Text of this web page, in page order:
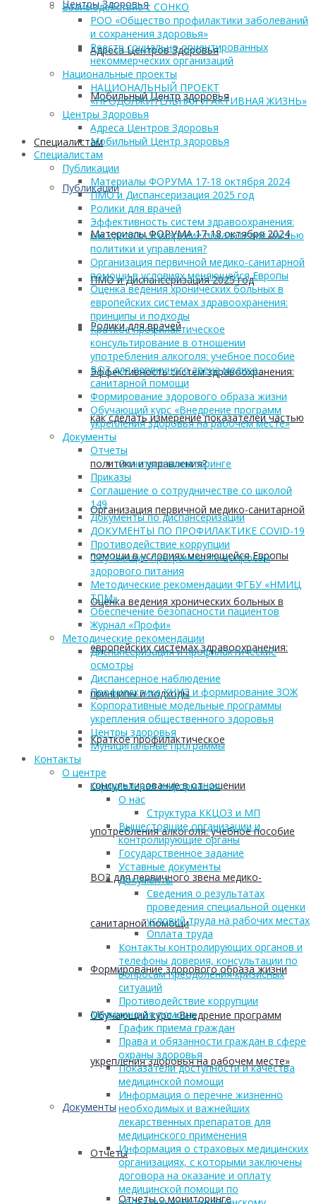
Центры Здоровья
Адреса Центров Здоровья
Мобильный Центр здоровья
Cпециалистам
Публикации
Материалы ФОРУМА 17-18 октября 2024
ПМО и Диспансеризация 2025 год
Ролики для врачей
Эффективность систем здравоохранения:
как сделать измерение показателей частью
политики и управления?
Организация первичной медико-санитарной
помощи в условиях меняющейся Европы
Оценка ведения хронических больных в
европейских системах здравоохранения:
принципы и подходы
Краткое профилактическое
консультирование в отношении
употребления алкоголя: учебное пособие
ВОЗ для первичного звена медико-
санитарной помощи
Формирование здорового образа жизни
Обучающий курс «Внедрение программ
укрепления здоровья на рабочем месте»
Документы
Отчеты
Отчеты о мониторинге
Взаимодействие с СОНКО
РОО «Общество профилактики заболеваний
и сохранения здоровья»
Реестр социально ориентированных
некоммерческих организаций
Национальные проекты
НАЦИОНАЛЬНЫЙ ПРОЕКТ
«ПРОДОЛЖИТЕЛЬНАЯ И АКТИВНАЯ ЖИЗНЬ»
Центры Здоровья
Адреса Центров Здоровья
Мобильный Центр здоровья
Cпециалистам
Публикации
Материалы ФОРУМА 17-18 октября 2024
ПМО и Диспансеризация 2025 год
Ролики для врачей
Эффективность систем здравоохранения:
как сделать измерение показателей частью
политики и управления?
Организация первичной медико-санитарной
помощи в условиях меняющейся Европы
Оценка ведения хронических больных в
европейских системах здравоохранения:
принципы и подходы
Краткое профилактическое
консультирование в отношении
употребления алкоголя: учебное пособие
ВОЗ для первичного звена медико-
санитарной помощи
Формирование здорового образа жизни
Обучающий курс «Внедрение программ
укрепления здоровья на рабочем месте»
Документы
Отчеты
Отчеты о мониторинге
Приказы
Соглашение о сотрудничестве со школой
149
Документы по диспансеризации
ДОКУМЕНТЫ ПО ПРОФИЛАКТИКЕ COVID-19
Противодействие коррупции
Обучающие программы по вопросам
здорового питания
Методические рекомендации ФГБУ «НМИЦ
ТПМ»
Обеспечение безопасности пациентов
Журнал «Профи»
Методические рекомендации
Диспансеризация и профилактические
осмотры
Диспансерное наблюдение
Профилактика ХНИЗ и формирование ЗОЖ
Корпоративные модельные программы
укрепления общественного здоровья
Центры здоровья
Муниципальные программы
Контакты
О центре
Официальная информация
О нас
Структура ККЦОЗ и МП
Вышестоящие организации и
контролирующие органы
Государственное задание
Уставные документы
Документы
Сведения о результатах
проведения специальной оценки
условий труда на рабочих местах
Оплата труда
Контакты контролирующих органов и
телефоны доверия, консультации по
вопросам преодоления кризисных
ситуаций
Противодействие коррупции
Медицинская помощь
График приема граждан
Права и обязанности граждан в сфере
охраны здоровья
Показатели доступности и качества
медицинской помощи
Информация о перечне жизненно
необходимых и важнейших
лекарственных препаратов для
медицинского применения
Информация о страховых медицинских
организациях, с которыми заключены
договора на оказание и оплату
медицинской помощи по